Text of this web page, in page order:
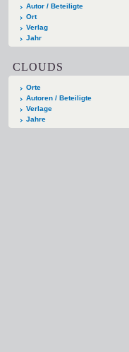
Autor / Beteiligte
Ort
Verlag
Jahr
CLOUDS
Orte
Autoren / Beteiligte
Verlage
Jahre